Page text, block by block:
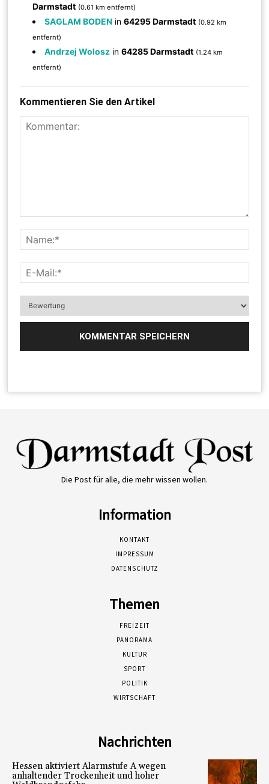
Darmstadt (0.61 km entfernt)
SAGLAM BODEN in64295 Darmstadt (0.92 km
entfernt)
Andrzej Wolosz in64285 Darmstadt (1.24 km
entfernt)
Kommentieren Sie den Artikel
Die Post für alle, die mehr wissen wollen.
Information
KONTAKT
IMPRESSUM
DATENSCHUTZ
Themen
FREIZEIT
PANORAMA
KULTUR
SPORT
POLITIK
WIRTSCHAFT
Nachrichten
Hessen aktiviert Alarmstufe A wegen
anhaltender Trockenheit und hoher